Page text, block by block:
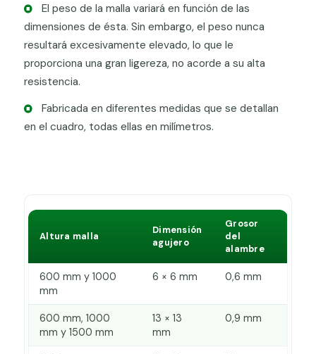
El peso de la malla variará en función de las
dimensiones de ésta. Sin embargo, el peso nunca
resultará excesivamente elevado, lo que le
proporciona una gran ligereza, no acorde a su alta
resistencia.
Fabricada en diferentes medidas que se detallan
en el cuadro, todas ellas en milímetros.
Altura malla
Dimensión
agujero
Grosor
del
alambre
600 mm y 1000
mm
6 × 6 mm 0,6 mm
600 mm, 1000
mm y 1500 mm
13 × 13
mm
0,9 mm